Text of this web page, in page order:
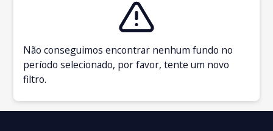
Não conseguimos encontrar nenhum fundo no
período selecionado, por favor, tente um novo
filtro.